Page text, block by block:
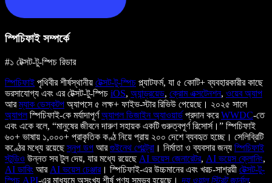
স্পিচিফাই সম্পর্কে
#১ টেক্সট-টু-স্পিচ রিডার
স্পিচিফাই পৃথিবীর শীর্ষস্থানীয় টেক্সট-টু-স্পিচ প্ল্যাটফর্ম, যা ৫ কোটি+ ব্যবহারকারীর কাছে
ভরসাযোগ্য এবং এর টেক্সট-টু-স্পিচ iOS, অ্যান্ড্রয়েড, ক্রোম এক্সটেনশন, ওয়েব অ্যাপ
আরম্যাক ডেস্কটপ অ্যাপসে ৫ লক্ষ+ ফাইভ-স্টার রিভিউ পেয়েছে। ২০২৫ সালে
অ্যাপলস্পিচিফাই-কে মর্যাদাপূর্ণঅ্যাপল ডিজাইন অ্যাওয়ার্ড প্রদান করেWWDC-তে
এবং একে বলে, “মানুষের জীবনে দারুণ সহায়ক একটি গুরুত্বপূর্ণ রিসোর্স।” স্পিচিফাই
৬০+ ভাষায় ১,০০০+ প্রাকৃতিক কণ্ঠ নিয়ে প্রায় ২০০ দেশে ব্যবহৃত হচ্ছে। সেলিব্রিটি
কণ্ঠের মধ্যে রয়েছেস্নুপ ডগ আরগুইনেথ পেল্ট্রো । নির্মাতা ও ব্যবসার জন্য স্পিচিফাই
স্টুডিও উন্নত সব টুল দেয়, যার মধ্যে রয়েছে AI ভয়েস জেনারেটর, AI ভয়েস ক্লোনিং,
AI ডাবিং আর AI ভয়েস চেঞ্জার। স্পিচিফাই-এর উচ্চমানের এবং খরচ-সাশ্রয়ী টেক্সট-টু-
স্পিচ API-এর মাধ্যমে অসংখ্য শীর্ষ পণ্য সম্ভব হয়েছে। দ্য ওয়াল স্ট্রিট জার্নাল,